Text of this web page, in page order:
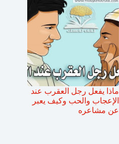
ماذا يفعل رجل العقرب عند
الإعجاب والحب وكيف يعبر
عن مشاعره